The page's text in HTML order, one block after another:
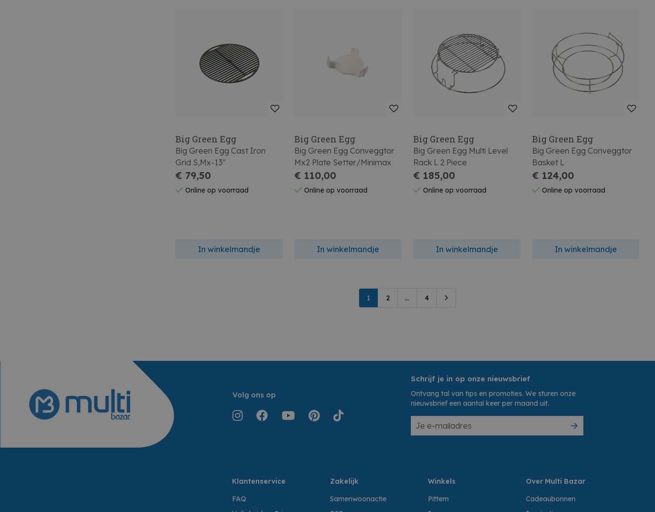
Big Green Egg
Big Green Egg Cast Iron
Grid S,Mx-13"
€ 79,50
Online op voorraad
In winkelmandje
Big Green Egg
Big Green Egg Conveggtor
Mx2 Plate Setter/Minimax
€ 110,00
Online op voorraad
In winkelmandje
Big Green Egg
Big Green Egg Multi Level
Rack L 2 Piece
€ 185,00
Online op voorraad
In winkelmandje
Big Green Egg
Big Green Egg Conveggtor
Basket L
€ 124,00
Online op voorraad
In winkelmandje
1 2 ... 4
Volg ons op
Schrijf je in op onze nieuwsbrief
Ontvang tal van tips en promoties. We sturen onze
nieuwsbrief een aantal keer per maand uit.
Klantenservice
FAQ
Zakelijk
Samenwoonactie
Winkels
Pittem
Over Multi Bazar
Cadeaubonnen